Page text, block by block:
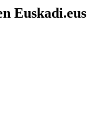
Euskadi.eus